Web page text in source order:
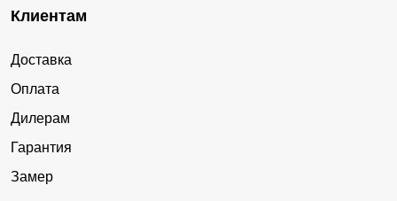
Клиентам
Доставка
Оплата
Дилерам
Гарантия
Замер